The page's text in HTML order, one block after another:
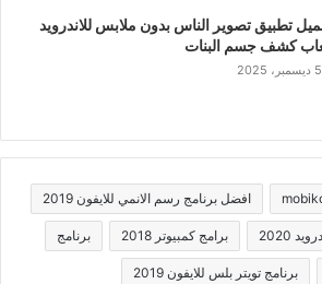
تطبيق تصوير الناس بدون ملابس للاندرويد
كشف جسم البنات
5 ديسمبر، 2025
افضل برنامج رسم الانمي للايفون 2019
2020 برامج كمبيوتر 2018 برنامج
برنامج تويتر بلس للايفون 2019